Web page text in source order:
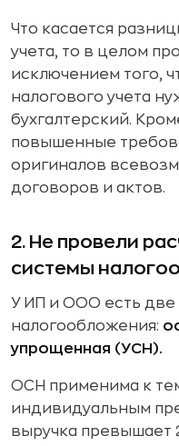
Что касается
учета, то в целом
исключением того,
налогового учета
бухгалтерский.
повышенные
оригиналов
договоров и актов.
2. Не провели
системы
У ИП и ООО есть две
налогообложения:
упрощенная (УСН).
ОСН применима к
индивидуальным
выручка превышает